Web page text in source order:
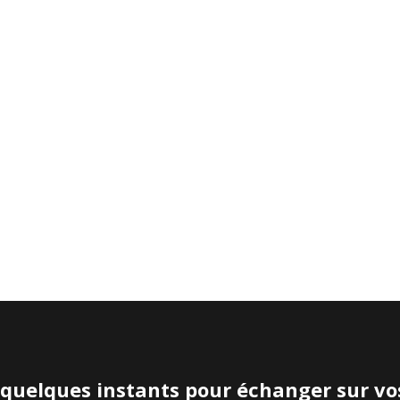
instants pour échanger sur